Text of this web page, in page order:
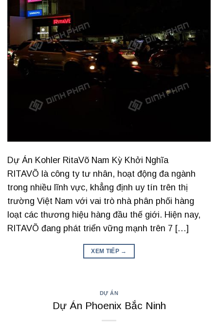
Dự Án Kohler RitaVõ Nam Kỳ Khởi Nghĩa
RITAVÕ là công ty tư nhân, hoạt động đa ngành
trong nhiều lĩnh vực, khẳng định uy tín trên thị
trường Việt Nam với vai trò nhà phân phối hàng
loạt các thương hiệu hàng đầu thế giới. Hiện nay,
RITAVÕ đang phát triển vững mạnh trên 7 […]
XEM TIẾP →
DỰ ÁN
Dự Án Phoenix Bắc Ninh